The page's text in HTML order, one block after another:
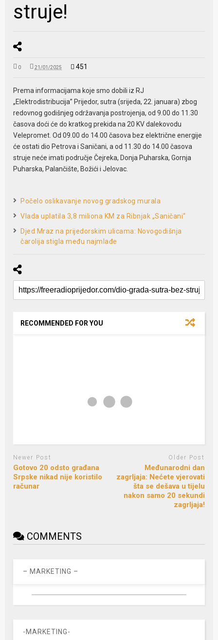
struje!
0 21/01/2025 451
Prema informacijama koje smo dobili iz RJ
„Elektrodistribucija” Prijedor, sutra (srijeda, 22. januara) zbog
redovnog godišnjeg održavanja postrojenja, od 9.00 do 11.30
časova doći će do kratkog prekida na 20 KV dalekovodu
Velepromet. Od 09.00 do 14.00 časova bez električne energije
će ostati dio Petrova i Saničani, a od 11.30 do 14.00 časova
struje neće imati područje Čejreka, Donja Puharska, Gornja
Puharska, Palančište, Božići i Jelovac.
Počelo oslikavanje novog gradskog murala
Vlada uplatila 3,8 miliona KM za Ribnjak „Saničani“
Djed Mraz na prijedorskim ulicama: Novogodišnja
čarolija stigla među najmlađe
RECOMMENDED FOR YOU
Newer Post
Gotovo 20 odsto građana
Srpske nikad nije koristilo
računar
Older Post
Međunarodni dan
zagrljaja: Nećete vjerovati
šta se dešava u tijelu
nakon samo 20 sekundi
zagrljaja!
COMMENTS
– MARKETING –
-MARKETING-